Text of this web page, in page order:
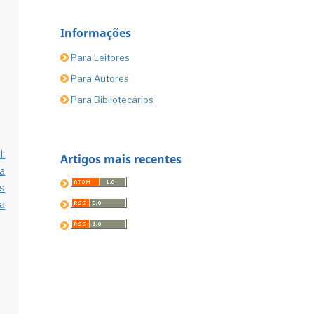
Informações
Para Leitores
Para Autores
Para Bibliotecários
Artigos mais recentes